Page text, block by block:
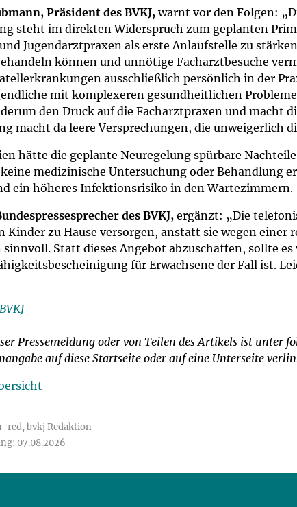
Vorsorge- und Impferinnerung
Entwicklungskalender
Broschüren und Informationsflyer
U0-Vorsorge
Präsident des BVKJ,warnt vor den Folgen:
steht im direkten Widerspruch zum geplanten
Jugendarztpraxen als erste Anlaufstelle zu
können und unnötige Facharztbesuche
ausschließlich persönlich in der
mit komplexeren gesundheitlichen
den Druck auf die Facharztpraxen und macht
macht da leere Versprechungen, die unweigerlich
hätte die geplante Neuregelung spürbare
medizinische Untersuchung oder Behandlung
ein höheres Infektionsrisiko in den Wartezimmern.
des BVKJ, ergänzt: „Die
Kinder zu Hause versorgen, anstatt sie wegen
Statt dieses Angebot abzuschaffen, sollte
für Erwachsene der Fall ist.
Pressemeldung oder von Teilen des Artikels ist
auf diese Startseite oder auf eine Unterseite
red, bvkj Redaktion
07.08.2026